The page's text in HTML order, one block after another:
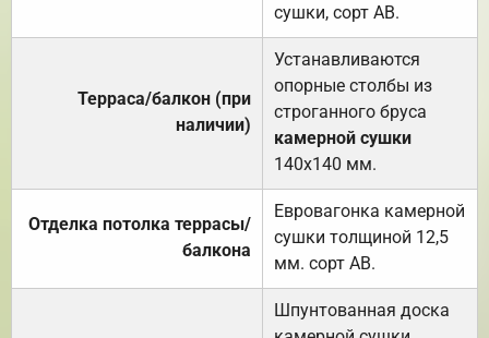
сушки, сорт АВ.
Терраса/балкон (при
наличии)
Устанавливаются
опорные столбы из
строганного бруса
камерной сушки
140х140 мм.
Отделка потолка террасы/
балкона
Евровагонка камерной
сушки толщиной 12,5
мм. сорт АВ.
Шпунтованная доска